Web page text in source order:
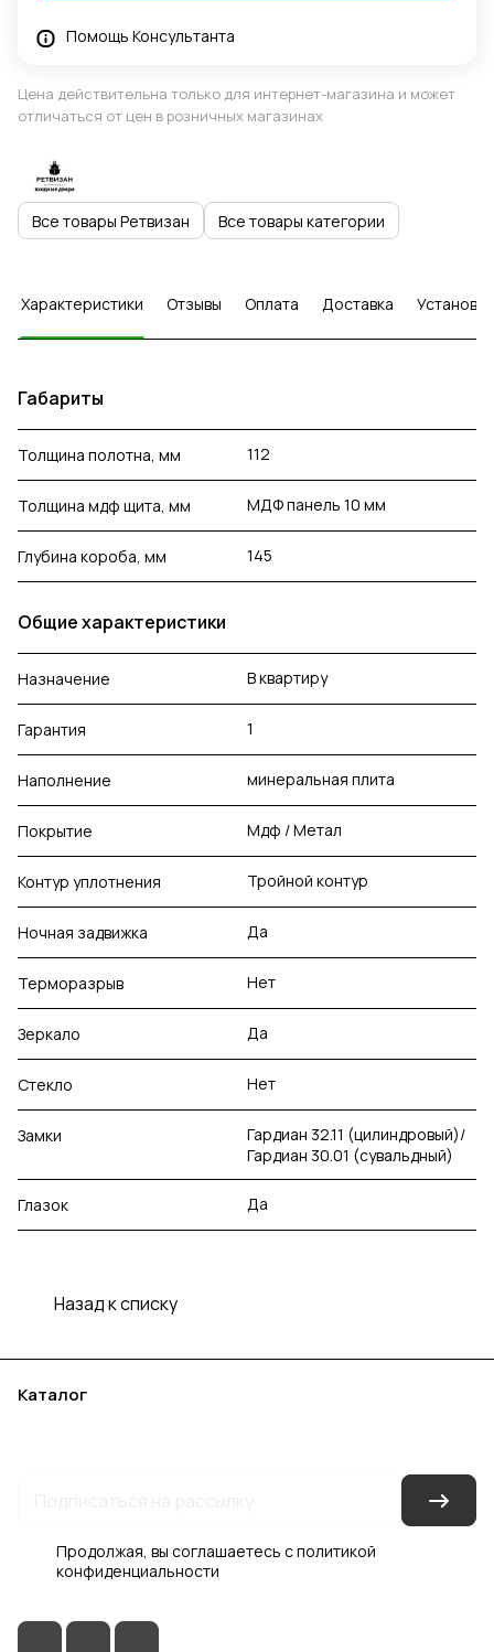
Помощь Консультанта
Цена действительна только для интернет-магазина и может
отличаться от цен в розничных магазинах
Все товары Ретвизан Все товары категории
Характеристики Отзывы Оплата Доставка Установка
Габариты
Толщина полотна, мм 112
Толщина мдф щита, мм МДФ панель 10 мм
Глубина короба, мм 145
Общие характеристики
Назначение В квартиру
Гарантия 1
Наполнение минеральная плита
Покрытие Мдф / Метал
Контур уплотнения Тройной контур
Ночная задвижка Да
Терморазрыв Нет
Зеркало Да
Стекло Нет
Замки
Гардиан 32.11 (цилиндровый)/
Гардиан 30.01 (сувальдный)
Глазок Да
Назад к списку
Каталог
Продолжая, вы соглашаетесь сполитикой
конфиденциальности